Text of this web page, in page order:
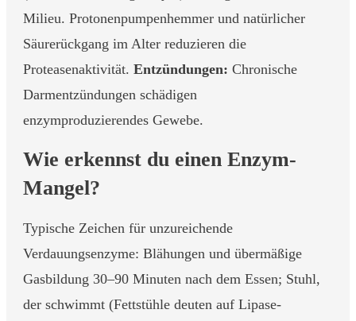
Milieu. Protonenpumpenhemmer und natürlicher
Säurerückgang im Alter reduzieren die
Proteasenaktivität. Entzündungen: Chronische
Darmentzündungen schädigen
enzymproduzierendes Gewebe.
Wie erkennst du einen Enzym-
Mangel?
Typische Zeichen für unzureichende
Verdauungsenzyme: Blähungen und übermäßige
Gasbildung 30–90 Minuten nach dem Essen; Stuhl,
der schwimmt (Fettstühle deuten auf Lipase-